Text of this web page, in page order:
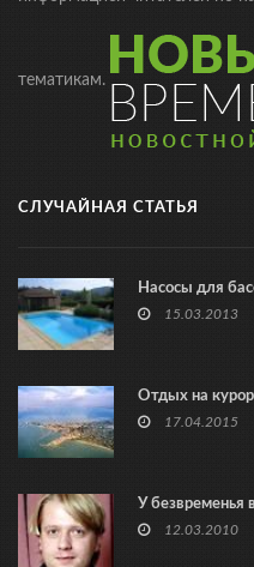
тематикам.
СЛУЧАЙНАЯ СТАТЬЯ
Насосы для
15.03.2013
Отдых на
17.04.2015
У безвременья
12.03.2010